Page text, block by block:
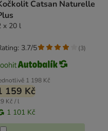
Catsan Naturelle
x 20 l
1 198 Kč
159 Kč
Kč / l
1 101 Kč
3.7/5 (3)